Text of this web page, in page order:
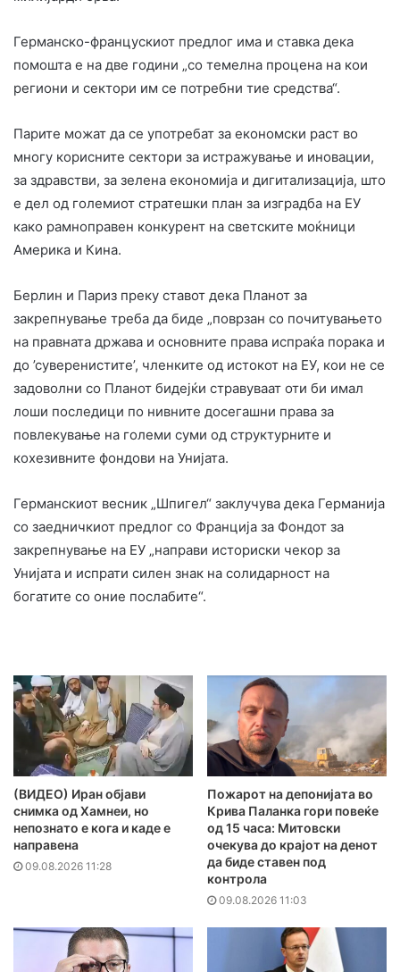
Германско-францускиот предлог има и ставка дека
помошта е на две години „со темелна процена на кои
региони и сектори им се потребни тие средства“.
Парите можат да се употребат за економски раст во
многу корисните сектори за истражување и иновации,
за здравстви, за зелена економија и дигитализација, што
е дел од големиот стратешки план за изградба на ЕУ
како рамноправен конкурент на светските моќници
Америка и Кина.
Берлин и Париз преку ставот дека Планот за
закрепнување треба да биде „поврзан со почитувањето
на правната држава и основните права испраќа порака и
до ’суверенистите’, членките од истокот на ЕУ, кои не се
задоволни со Планот бидејќи стравуваат оти би имал
лоши последици по нивните досегашни права за
повлекување на големи суми од структурните и
кохезивните фондови на Унијата.
Германскиот весник „Шпигел“ заклучува дека Германија
со заедничкиот предлог со Франција за Фондот за
закрепнување на ЕУ „направи историски чекор за
Унијата и испрати силен знак на солидарност на
богатите со оние послабите“.
(ВИДЕО) Иран објави
снимка од Хамнеи, но
непознато е кога и каде е
направена
09.08.2026 11:28
Пожарот на депонијата во
Крива Паланка гори повеќе
од 15 часа: Митовски
очекува до крајот на денот
да биде ставен под
контрола
09.08.2026 11:03